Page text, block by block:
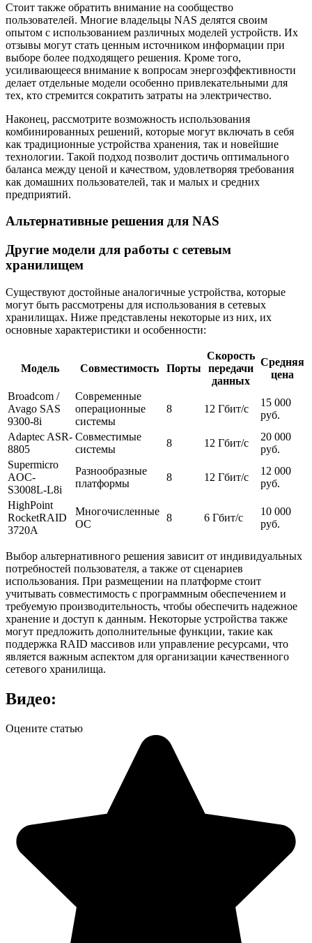
Стоит также обратить внимание на сообщество
пользователей. Многие владельцы NAS делятся своим
опытом с использованием различных моделей устройств. Их
отзывы могут стать ценным источником информации при
выборе более подходящего решения. Кроме того,
усиливающееся внимание к вопросам энергоэффективности
делает отдельные модели особенно привлекательными для
тех, кто стремится сократить затраты на электричество.
Наконец, рассмотрите возможность использования
комбинированных решений, которые могут включать в себя
как традиционные устройства хранения, так и новейшие
технологии. Такой подход позволит достичь оптимального
баланса между ценой и качеством, удовлетворяя требования
как домашних пользователей, так и малых и средних
предприятий.
Альтернативные решения для NAS
Другие модели для работы с сетевым
хранилищем
Существуют достойные аналогичные устройства, которые
могут быть рассмотрены для использования в сетевых
хранилищах. Ниже представлены некоторые из них, их
основные характеристики и особенности:
Модель Совместимость Порты
Скорость
передачи
данных
Средняя
цена
Broadcom /
Avago SAS
9300-8i
Современныe
операционные
системы
8 12 Гбит/с
15 000
руб.
Adaptec ASR-
8805
Совместимые
системы
8 12 Гбит/с
20 000
руб.
Supermicro
AOC-
S3008L-L8i
Разнообразные
платформы
8 12 Гбит/с
12 000
руб.
HighPoint
RocketRAID
3720A
Многочисленные
ОС
8 6 Гбит/с
10 000
руб.
Выбор альтернативного решения зависит от индивидуальных
потребностей пользователя, а также от сценариев
использования. При размещении на платформе стоит
учитывать совместимость с программным обеспечением и
требуемую производительность, чтобы обеспечить надежное
хранение и доступ к данным. Некоторые устройства также
могут предложить дополнительные функции, такие как
поддержка RAID массивов или управление ресурсами, что
является важным аспектом для организации качественного
сетевого хранилища.
Видео:
Оцените статью